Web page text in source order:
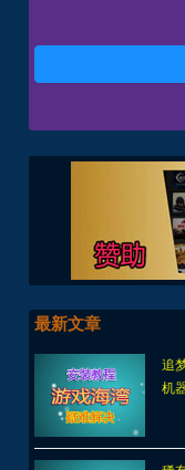
最新文章
追
机